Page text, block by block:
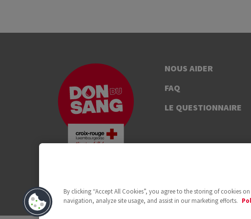
NOUS AIDER
FAQ
LE QUESTIONNAIRE
By clicking “Accept All Cookies”, you agree to the storing of cookies
navigation, analyze site usage, and assist in our marketing efforts.